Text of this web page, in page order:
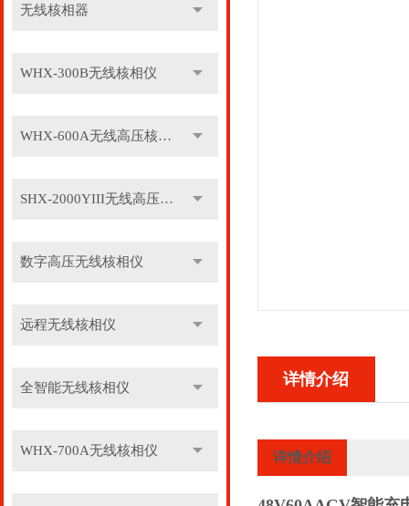
无线核相器
WHX-300B无线核相仪
WHX-600A无线高压核相仪
SHX-2000YIII无线高压核相仪
数字高压无线核相仪
远程无线核相仪
全智能无线核相仪
WHX-700A无线核相仪
详情介绍
详情介绍